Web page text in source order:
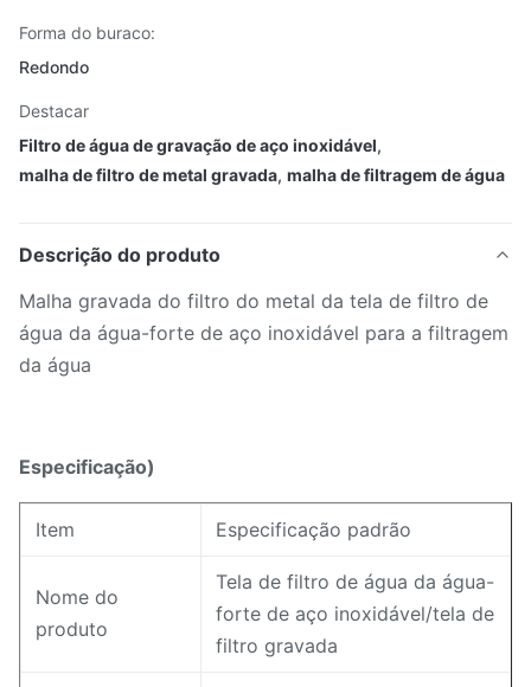
Forma do buraco:
Redondo
Destacar
Filtro de água de gravação de aço inoxidável,
malha de filtro de metal gravada, malha de filtragem de água
Descrição do produto
Malha gravada do filtro do metal da tela de filtro de
água da água-forte de aço inoxidável para a filtragem
da água
Especificação)
Item Especificação padrão
Nome do
produto
Tela de filtro de água da água-
forte de aço inoxidável/tela de
filtro gravada